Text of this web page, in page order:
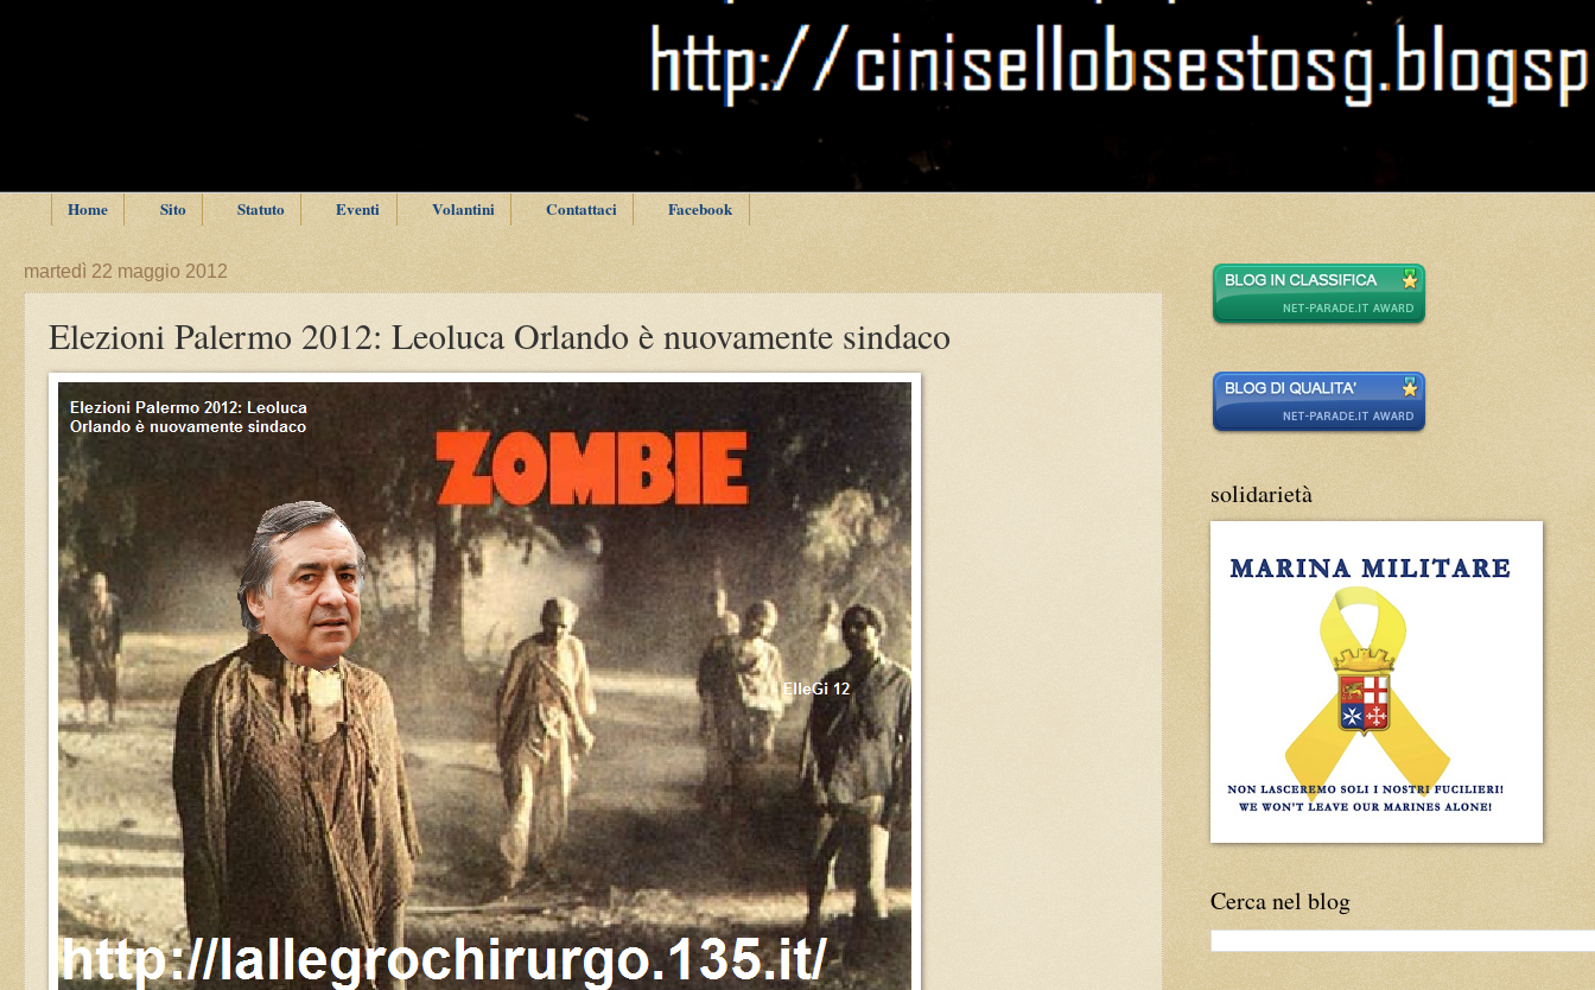
Home Sito Statuto Eventi Volantini Contattaci Facebook
martedì 22 maggio 2012
Elezioni Palermo 2012: Leoluca Orlando è nuovamente sindaco
solidarietà
Cerca nel blog